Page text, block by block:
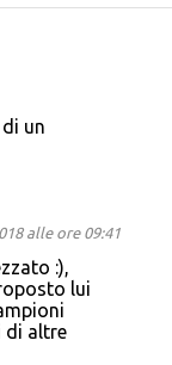
un
alle ore 09:41
:),
lui
di altre